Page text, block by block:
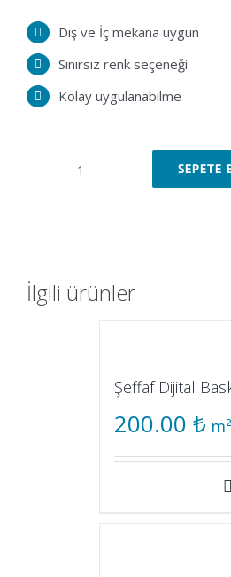
Dış ve İç mekana uygun
Sınırsız renk seçeneği
Kolay uygulanabilme
Düz
SEPETE
İlgili ürünler
Şeffaf Dijital
200.00 ₺ m²